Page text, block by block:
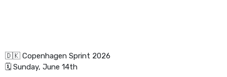
🇩🇰 Copenhagen Sprint 2026
🗓️ Sunday, June 14th